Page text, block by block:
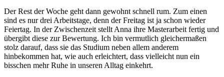
Der Rest der Woche geht dann gewohnt schnell rum. Zum einen
sind es nur drei Arbeitstage, denn der Freitag ist ja schon wieder
Feiertag. In der Zwischenzeit stellt Anna ihre Masterarbeit fertig und
übergibt diese zur Bewertung. Ich bin vermutlich gleichermaßen
stolz darauf, dass sie das Studium neben allem anderem
hinbekommen hat, wie auch erleichtert, dass vielleicht nun ein
bisschen mehr Ruhe in unseren Alltag einkehrt.